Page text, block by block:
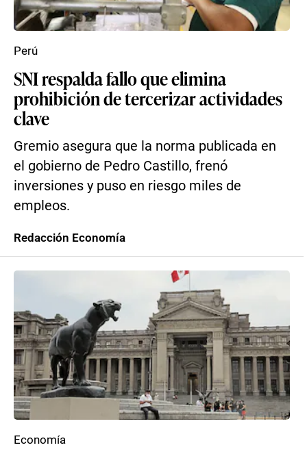
SNI respalda fallo que elimina
prohibición de tercerizar actividades
clave
Gremio asegura que la norma publicada en
el gobierno de Pedro Castillo, frenó
inversiones y puso en riesgo miles de
empleos.
Perú
Redacción Economía
Economía